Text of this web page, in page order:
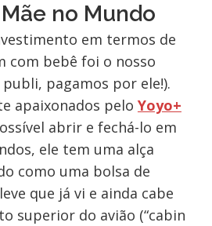
no Mundo
em termos de
com bebê foi o nosso
pagamos por ele!).
apaixonados pelo Yoyo+
abrir e fechá-lo em
ele tem uma alça
como uma bolsa de
que já vi e ainda cabe
superior do avião (“cabin